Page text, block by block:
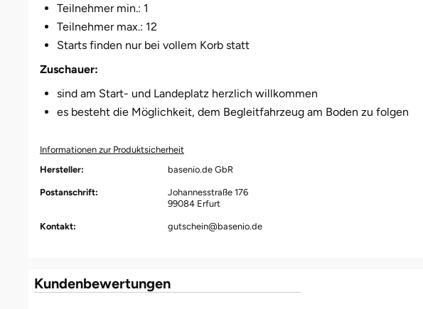
Teilnehmer min.: 1
Teilnehmer max.: 12
Starts finden nur bei vollem Korb statt
Zuschauer:
sind am Start- und Landeplatz herzlich willkommen
es besteht die Möglichkeit, dem Begleitfahrzeug am Boden zu folgen
Informationen zur Produktsicherheit
Hersteller:
basenio.de GbR
Postanschrift:
Johannesstraße 176
99084 Erfurt
Kontakt: gutschein@basenio.de
Kundenbewertungen